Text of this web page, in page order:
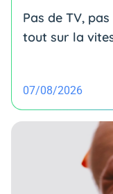
Pas de TV,
tout sur la
07/08/2026